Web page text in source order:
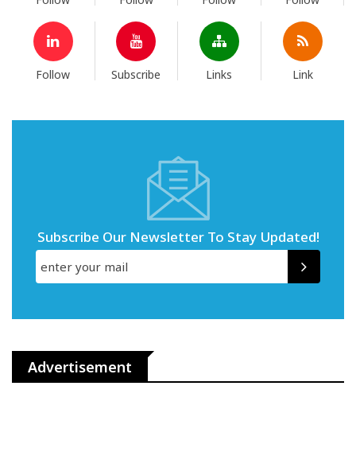
Follow Subscribe Links Link
Subscribe Our Newsletter To Stay Updated!
Advertisement